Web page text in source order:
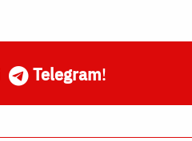
Telegram!